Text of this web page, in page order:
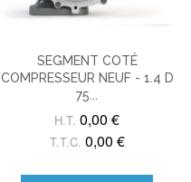
SEGMENT COTÉ
COMPRESSEUR NEUF - 1.4 D
75...
H.T. 0,00 €
T.T.C. 0,00 €